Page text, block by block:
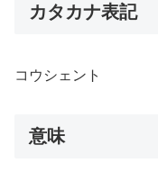
カタカナ表記
コウシェント
意味